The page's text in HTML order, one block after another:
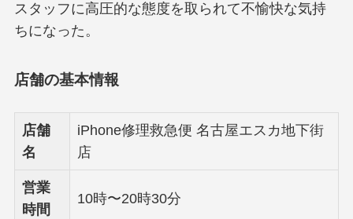
スタッフに高圧的な態度を取られて不愉快な気持
ちになった。
店舗の基本情報
店舗
名
iPhone修理救急便 名古屋エスカ地下街
店
営業
時間
10時〜20時30分